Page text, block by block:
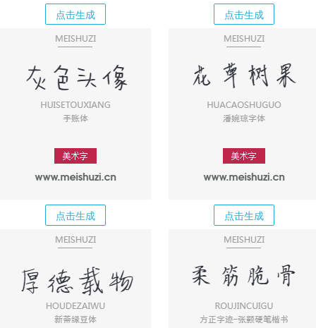
点击生成 点击生成
点击生成 点击生成